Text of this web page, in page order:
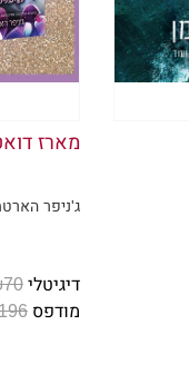
מקישה
אולי,
כזה?"
לעולם לאמארז
ג'ניפר
דיגיטלי
מודפס